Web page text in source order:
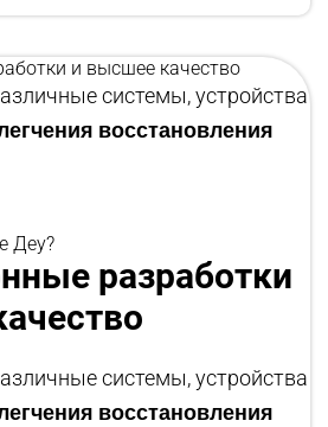
и высшее качество
системы, устройства
восстановления
Деу?
разработки
системы, устройства
восстановления